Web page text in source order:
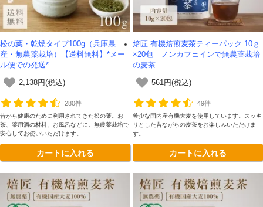
松の葉・乾燥タイプ100g（兵庫県
産・無農薬栽培）【送料無料】*メー
ル便での発送*
2,138円(税込)
280件
昔から健康のために利用されてきた松の葉。お
茶、薬用酒の材料、お風呂などに。無農薬栽培で
安心してお使いいただけます。
カートに入れる
焙匠 有機焙煎麦茶ティーパック 10ｇ
×20包｜ノンカフェインで無農薬栽培
の麦茶
561円(税込)
49件
希少な国内産有機大麦を使用しています。スッキ
リとした昔ながらの麦茶をお楽しみいただけま
す。
カートに入れる